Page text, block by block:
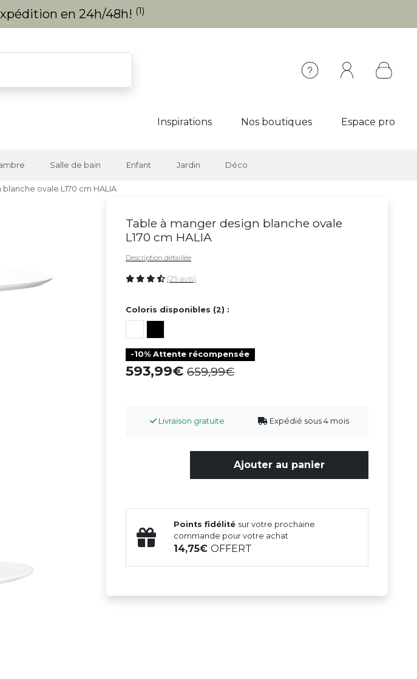
en 24h/48h! (1)
Inspirations Nos boutiques Espace pro
Salle de bain Enfant Jardin Déco
ovale L170 cm HALIA
Table à manger design blanche ovale
L170 cm HALIA
Description détaillée
(29 avis)
Coloris disponibles (2) :
-10% Attente récompensée
593,99 659,99
Livraison gratuite Expédié sous 4 mois
Ajouter au panier
Points fidélité sur votre prochaine
commande pour votre achat
14,75OFFERT